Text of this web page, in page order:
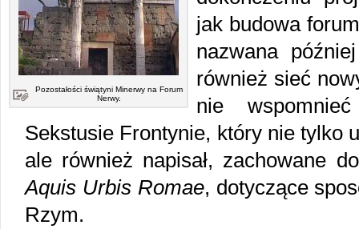
Pozostałości świątyni Minerwy na Forum
Nerwy.
jak budowa
nazwana
również sieć
nie
Sekstusie Frontynie, który nie tylko
ale również napisał, zachowane
Aquis Urbis Romae, dotyczące
Rzym.